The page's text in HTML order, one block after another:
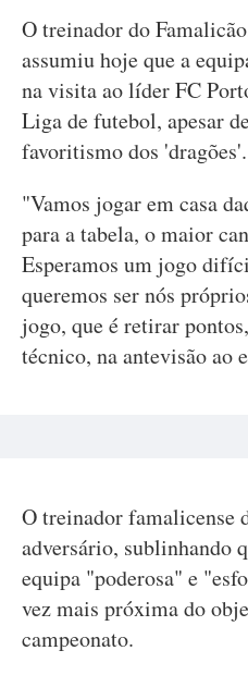
O treinador do
assumiu hoje que a
na visita ao líder FC
Liga de futebol, apesar
favoritismo dos 'dragões'.
"Vamos jogar em casa
para a tabela, o maior
Esperamos um jogo
queremos ser nós
jogo, que é retirar
técnico, na antevisão ao
O treinador famalicense
adversário, sublinhando
equipa "poderosa" e
vez mais próxima do
campeonato.